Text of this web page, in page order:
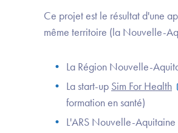
Ce projet est le résultat d'une
même territoire (la Nouvelle-
La Région Nouvelle-
La start-up Sim For Health
formation en santé)
L'ARS Nouvelle-Aquitaine